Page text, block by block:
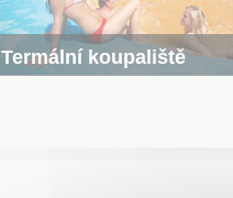
Termální koupaliště